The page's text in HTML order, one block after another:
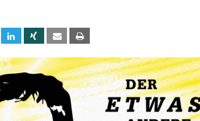
Twitter Linkedin Xing Email